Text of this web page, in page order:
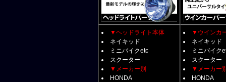
▼ヘッドライト本体
ネイキッド
ミニバイクetc
スクーター
▼メーカー別
HONDA
▼ウインカ
ネイキッド
ミニバイク
スクーター
▼メーカー
HONDA